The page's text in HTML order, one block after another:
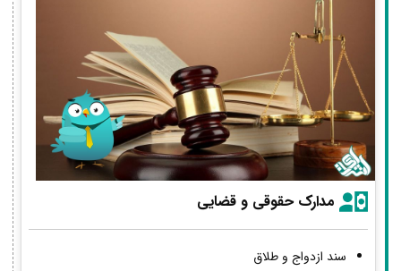
مدارک حقوقی و قضایی
سند ازدواج و طلاق